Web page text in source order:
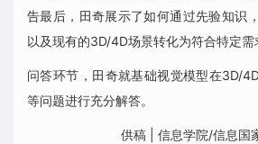
告最后，田奇展示了如何通过先验知识
以及现有的3D/4D场景转化为符合特定需
问答环节，田奇就基础视觉模型在3D/
等问题进行充分解答。
供稿 | 信息学院/信息国